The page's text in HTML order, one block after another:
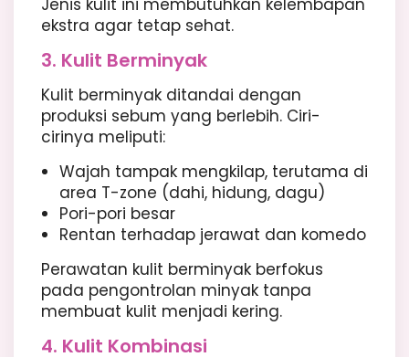
ekstra agar tetap sehat.
3. Kulit Berminyak
Kulit berminyak ditandai dengan
produksi sebum yang berlebih. Ciri-
cirinya meliputi:
Wajah tampak mengkilap, terutama di
area T-zone (dahi, hidung, dagu)
Pori-pori besar
Rentan terhadap jerawat dan komedo
Perawatan kulit berminyak berfokus
pada pengontrolan minyak tanpa
membuat kulit menjadi kering.
4. Kulit Kombinasi